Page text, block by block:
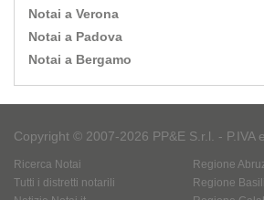
Notai a Verona
Notai a Padova
Notai a Bergamo
Copyright © 2007-2026 PP&E S.r.l. - P.IVA
Ricerca Notai
Tutti i distretti notarili
Regione
Regione